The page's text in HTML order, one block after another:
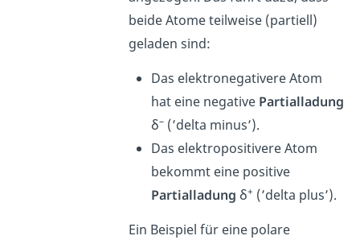
beide Atome teilweise (partiell)
geladen sind:
Das elektronegativere Atom
hat eine negative Partialladung
δ–(’delta minus’).
Das elektropositivere Atom
bekommt eine positive
Partialladung δ+ (’delta plus’).
Ein Beispiel für eine polare